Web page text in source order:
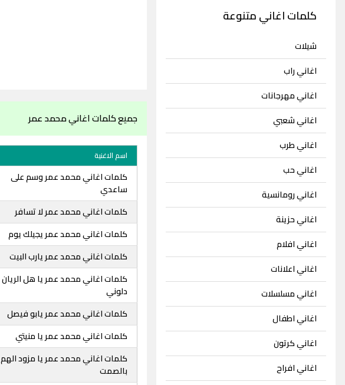
كلمات اغاني متنوعة
شيلات
اغاني راب
اغاني مهرجانات
اغاني شعبي
اغاني طرب
اغاني حب
اغاني رومانسية
اغاني حزينة
اغاني افلام
اغاني اعلانات
اغاني مسلسلات
اغاني اطفال
اغاني كرتون
اغاني افراح
جميع كلمات اغاني محمد عمر
اسم الاغنية
كلمات اغاني محمد عمر وسم على
ساعدي
كلمات اغاني محمد عمر لا تسافر
كلمات اغاني محمد عمر يجيلك يوم
كلمات اغاني محمد عمر يارب البيت
كلمات اغاني محمد عمر يا هل الريان
دلوني
كلمات اغاني محمد عمر يابو فيصل
كلمات اغاني محمد عمر يا منيتي
كلمات اغاني محمد عمر يا مزود الهم
بالصمت